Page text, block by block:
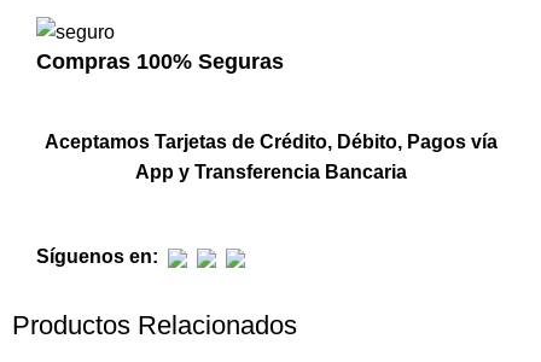
Compras 100% Seguras
Aceptamos Tarjetas de Crédito, Débito, Pagos vía
App y Transferencia Bancaria
Síguenos en:
Productos Relacionados